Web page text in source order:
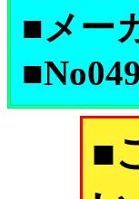
■メー